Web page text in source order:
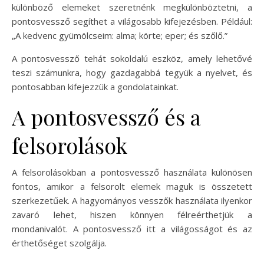
különböző elemeket szeretnénk megkülönböztetni, a
pontosvessző segíthet a világosabb kifejezésben. Például:
„A kedvenc gyümölcseim: alma; körte; eper; és szőlő.”
A pontosvessző tehát sokoldalú eszköz, amely lehetővé
teszi számunkra, hogy gazdagabbá tegyük a nyelvet, és
pontosabban kifejezzük a gondolatainkat.
A pontosvessző és a
felsorolások
A felsorolásokban a pontosvessző használata különösen
fontos, amikor a felsorolt elemek maguk is összetett
szerkezetűek. A hagyományos vesszők használata ilyenkor
zavaró lehet, hiszen könnyen félreérthetjük a
mondanivalót. A pontosvessző itt a világosságot és az
érthetőséget szolgálja.